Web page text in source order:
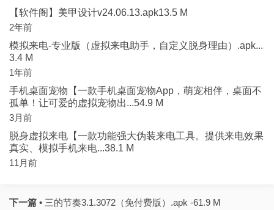
【软件阁】美甲设计v24.06.13.apk13.5 M
2年前
模拟来电-专业版（虚拟来电助手，自定义脱身理由）.apk...
3.4 M
1年前
手机桌面宠物【一款手机桌面宠物App，萌宠相伴，桌面不
孤单！让可爱的虚拟宠物出...54.9 M
3月前
脱身虚拟来电【一款功能强大伪装来电工具。提供来电效果
真实、模拟手机来电...38.1 M
11月前
下一篇 • 三的节奏3.1.3072（免付费版）.apk -61.9 M